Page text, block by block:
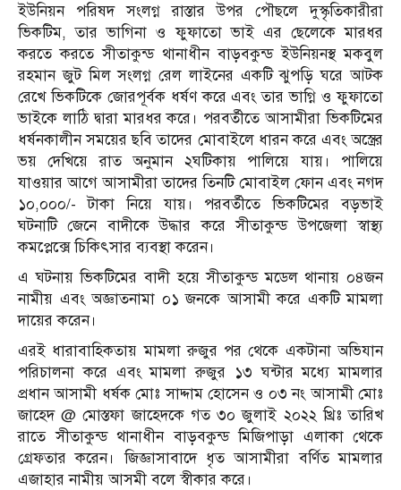
ইউনিয়ন পরিষদ সংলগ্ন রাস্তার উপর পৌছলে দুস্কৃতিকারীরা
ভিকটিম, তার ভাগিনা ও ফুফাতো ভাই এর ছেলেকে মারধর
করতে করতে সীতাকুন্ড থানাধীন বাড়বকুন্ড ইউনিয়নস্থ মকবুল
রহমান জুট মিল সংলগ্ন রেল লাইনের একটি ঝুপড়ি ঘরে আটক
রেখে ভিকটিকে জোরপূর্বক ধর্ষণ করে এবং তার ভাগ্নি ও ফুফাতো
ভাইকে লাঠি দ্বারা মারধর করে। পরবর্তীতে আসামীরা ভিকটিমের
ধর্ষনকালীন সময়ের ছবি তাদের মোবাইলে ধারন করে এবং অস্ত্রের
ভয় দেখিয়ে রাত অনুমান ২ঘটিকায় পালিয়ে যায়। পালিয়ে
যাওয়ার আগে আসামীরা তাদের তিনটি মোবাইল ফোন এবং নগদ
১০,০০০/- টাকা নিয়ে যায়। পরবর্তীতে ভিকটিমের বড়ভাই
ঘটনাটি জেনে বাদীকে উদ্ধার করে সীতাকুন্ড উপজেলা স্বাস্থ্য
কমপ্লেক্সে চিকিৎসার ব্যবস্থা করেন।
এ ঘটনায় ভিকটিমের বাদী হয়ে সীতাকুন্ড মডেল থানায় ০৪জন
নামীয় এবং অজ্ঞাতনামা ০১ জনকে আসামী করে একটি মামলা
দায়ের করেন।
এরই ধারাবাহিকতায় মামলা রুজুর পর থেকে একটানা অভিযান
পরিচালনা করে এবং মামলা রুজুর ১৩ ঘন্টার মধ্যে মামলার
প্রধান আসামী ধর্ষক মোঃ সাদ্দাম হোসেন ও ০৩ নং আসামী মোঃ
জাহেদ @ মোস্তফা জাহেদকে গত ৩০ জুলাই ২০২২ খ্রিঃ তারিখ
রাতে সীতাকুন্ড থানাধীন বাড়বকুন্ড মিজিপাড়া এলাকা থেকে
গ্রেফতার করেন। জিজ্ঞাসাবাদে ধৃত আসামীরা বর্ণিত মামলার
এজাহার নামীয় আসমী বলে স্বীকার করে।